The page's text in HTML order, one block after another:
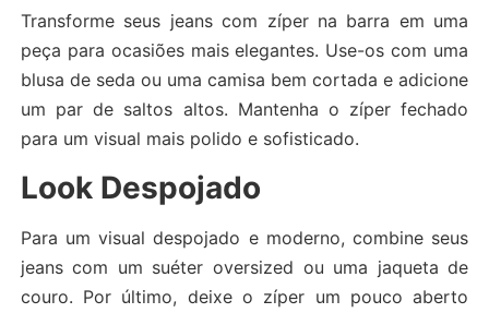
Transforme seus jeans com zíper na barra em uma
peça para ocasiões mais elegantes. Use-os com uma
blusa de seda ou uma camisa bem cortada e adicione
um par de saltos altos. Mantenha o zíper fechado
para um visual mais polido e sofisticado.
Look Despojado
Para um visual despojado e moderno, combine seus
jeans com um suéter oversized ou uma jaqueta de
couro. Por último, deixe o zíper um pouco aberto